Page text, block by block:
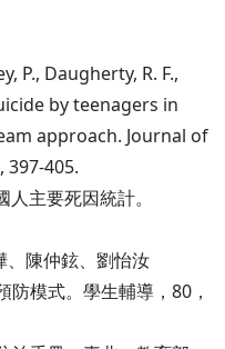
P., Daugherty, R. F.,
by teenagers in
approach. Journal of
405.
主要死因統計。
、陳仲鉉、劉怡汝
防模式。學生輔導，80，